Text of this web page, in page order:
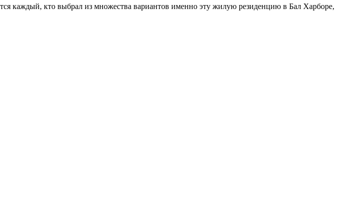
каждый, кто выбрал из множества вариантов именно эту жилую резиденцию в Бал Харборе,